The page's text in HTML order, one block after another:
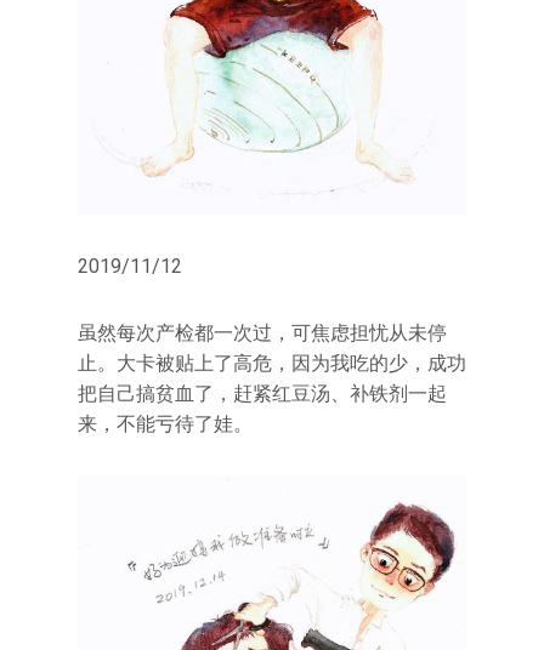
2019/11/12
虽然每次产检都一次过，可焦虑担忧从未停
止。大卡被贴上了高危，因为我吃的少，成功
把自己搞贫血了，赶紧红豆汤、补铁剂一起
来，不能亏待了娃。